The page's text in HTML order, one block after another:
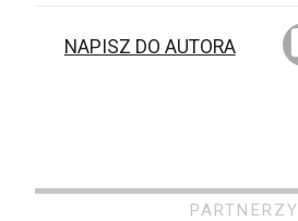
NAPISZ DO AUTORA
PARTNERZY